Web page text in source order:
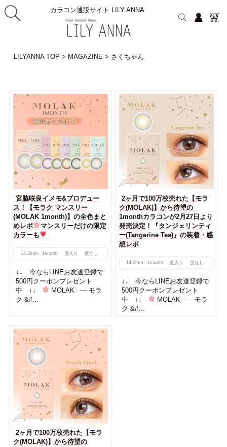
カラコン通販サイト LILY ANNA
LILYANNA TOP > MAGAZINE> さくちゃん
宮脇咲良イメモ&プロデュー
ス！【モラク マンスリー
(MOLAK 1month)】の全色まと
めレポ
マンスリーだけの限定
カラーも
14.2mm 1month 度入り 度なし
↓↓ 今ならLINEお友達登録で
500円クーポンプレゼント
中 ↓↓
MOLAK — モラ
ク &#...
2ヶ月で100万枚売れた【モラ
ク(MOLAK)】から待望の
1monthカラコンが2月27日より
発売決定！『タンジェリンティ
ー(Tangerine Tea)』の装着・感
想レポ
14.2mm 1month 度入り 度なし
↓↓ 今ならLINEお友達登録で
500円クーポンプレゼント
中 ↓↓
MOLAK — モラ
ク &#...
2ヶ月で100万枚売れた【モラ
ク(MOLAK)】から待望の